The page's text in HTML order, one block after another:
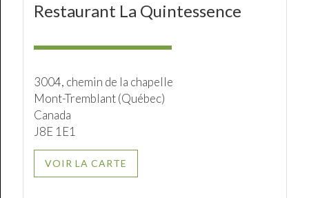
Restaurant La Quintessence
3004, chemin de la chapelle
Mont-Tremblant (Québec)
Canada
J8E 1E1
VOIR LA CARTE